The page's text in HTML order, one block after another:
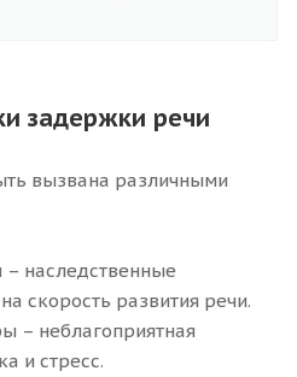
задержки речи
вызвана различными
– наследственные
скорость развития речи.
– неблагоприятная
и стресс.